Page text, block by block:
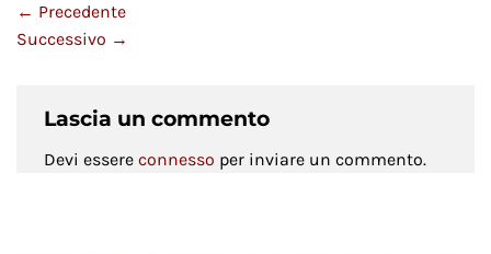
← Precedente
Successivo →
Lascia un commento
Devi essere connesso per inviare un commento.